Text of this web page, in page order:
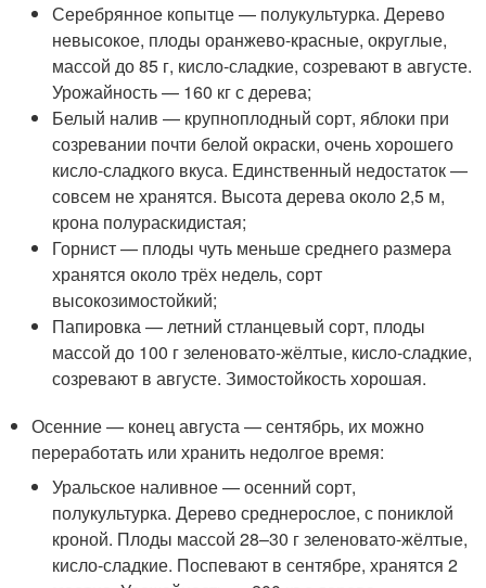
Серебрянное копытце — полукультурка. Дерево
невысокое, плоды оранжево-красные, округлые,
массой до 85 г, кисло-сладкие, созревают в августе.
Урожайность — 160 кг с дерева;
Белый налив — крупноплодный сорт, яблоки при
созревании почти белой окраски, очень хорошего
кисло-сладкого вкуса. Единственный недостаток —
совсем не хранятся. Высота дерева около 2,5 м,
крона полураскидистая;
Горнист — плоды чуть меньше среднего размера
хранятся около трёх недель, сорт
высокозимостойкий;
Папировка — летний стланцевый сорт, плоды
массой до 100 г зеленовато-жёлтые, кисло-сладкие,
созревают в августе. Зимостойкость хорошая.
Осенние — конец августа — сентябрь, их можно
переработать или хранить недолгое время:
Уральское наливное — осенний сорт,
полукультурка. Дерево среднерослое, с пониклой
кроной. Плоды массой 28–30 г зеленовато-жёлтые,
кисло-сладкие. Поспевают в сентябре, хранятся 2